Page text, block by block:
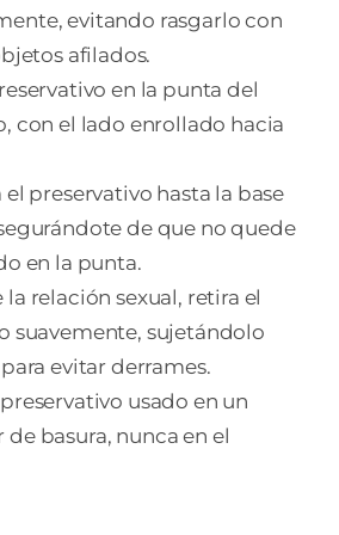
evitando rasgarlo con
afilados.
en la punta del
con el lado enrollado hacia
el preservativo hasta la base
de que no quede
en la punta.
la relación sexual, retira el
suavemente, sujetándolo
evitar derrames.
usado en un
basura, nunca en el